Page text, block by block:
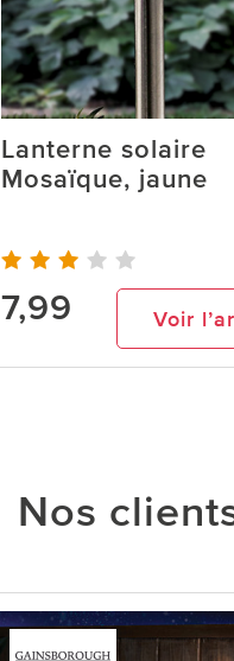
Lanterne solaire
Mosaïque, jaune
7,99 Voir
Nos